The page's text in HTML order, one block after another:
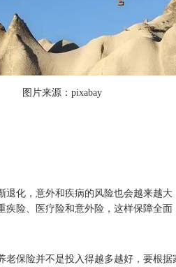
图片来源：pixabay
化，意外和疾病的风险也会越来越大
险、
医疗险和意外险，这样保障全面
保险并不是投入得越多越好，要根据